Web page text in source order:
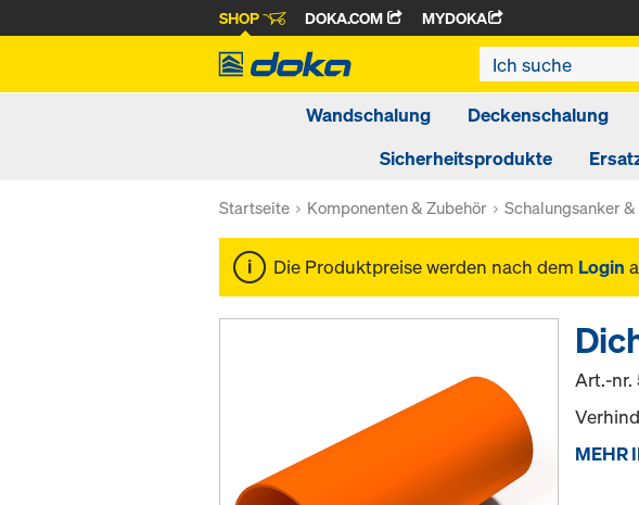
SHOP DOKA.COM MYDOKA
Wandschalung Deckenschalung
Sicherheitsprodukte
Startseite Komponenten & Zubehör Schalungsanker &
Die Produktpreise werden nach dem Login
Art.-nr.
MEHR